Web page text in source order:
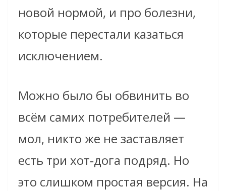
новой нормой, и про болезни,
которые перестали казаться
исключением.
Можно было бы обвинить во
всём самих потребителей —
мол, никто же не заставляет
есть три хот‑дога подряд. Но
это слишком простая версия. На